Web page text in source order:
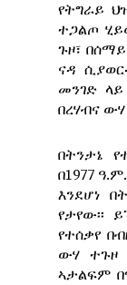
የትግራይ
ተጋልጦ
ጉዞ፣
ናዳ
መንገድ
በረሃብና ውሃ
በትንታኔ
በ1977
እንደሆነ
የታየው፡፡
የተሰቃየ
ውሃ ተጉዞ
ኣታልፍም